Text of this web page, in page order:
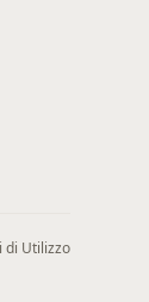
di Utilizzo